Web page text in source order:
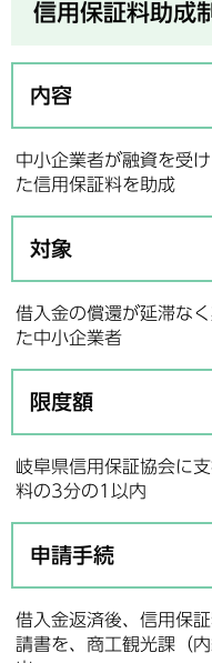
信用保証料助成
内容
中小企業者が融資を受
た信用保証料を助成
対象
借入金の償還が延滞な
た中小企業者
限度額
岐阜県信用保証協会に
料の3分の1以内
申請手続
借入金返済後、信用保
請書を、商工観光課（